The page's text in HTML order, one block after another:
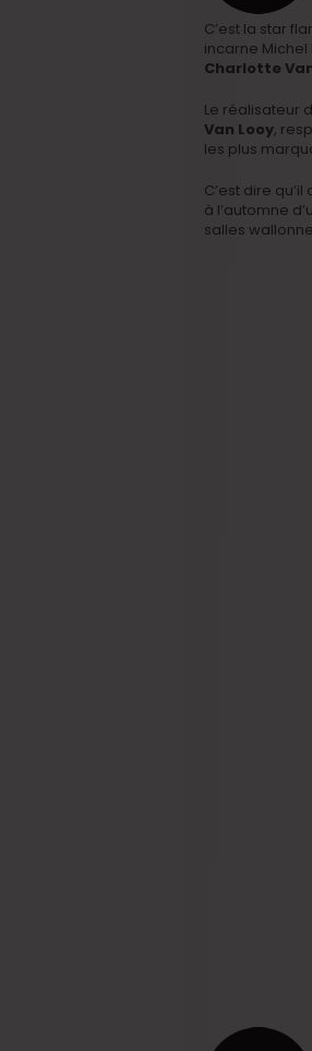
C’est la star
incarne
Charlotte
Le réalisateur
Van Looy,
les plus
C’est dire
à l’automne
salles